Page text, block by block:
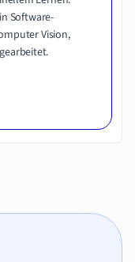
Software-
Vision,